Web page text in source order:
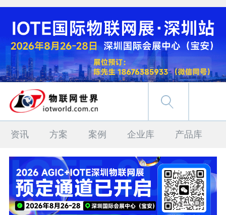
资讯 方案 案例 企业库 产品库